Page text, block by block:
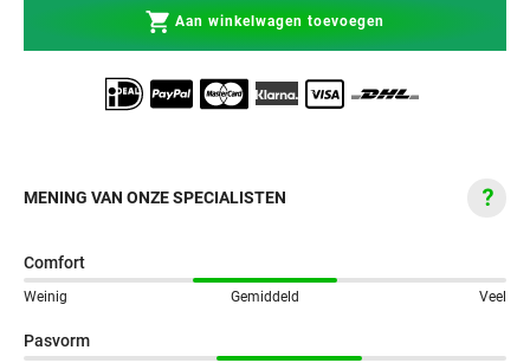
Aan winkelwagen toevoegen
MENING VAN ONZE SPECIALISTEN
Comfort
Weinig Gemiddeld Veel
Pasvorm